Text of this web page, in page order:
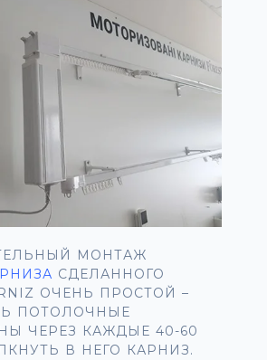
МОНТАЖ
СДЕЛАННОГО
ОЧЕНЬ ПРОСТОЙ –
ПОТОЛОЧНЫЕ
ЧЕРЕЗ КАЖДЫЕ 40-60
В НЕГО КАРНИЗ.